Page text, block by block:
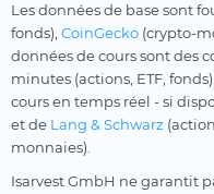
Les données de base sont
fonds), CoinGecko (crypto-
données de cours sont des
minutes (actions, ETF,
cours en temps réel - si
et de Lang & Schwarz
monnaies).
Isarvest GmbH ne garantit